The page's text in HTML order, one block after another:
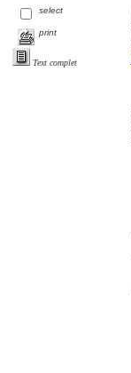
select
print
Text complet